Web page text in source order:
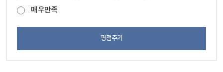
매우만족
평점주기